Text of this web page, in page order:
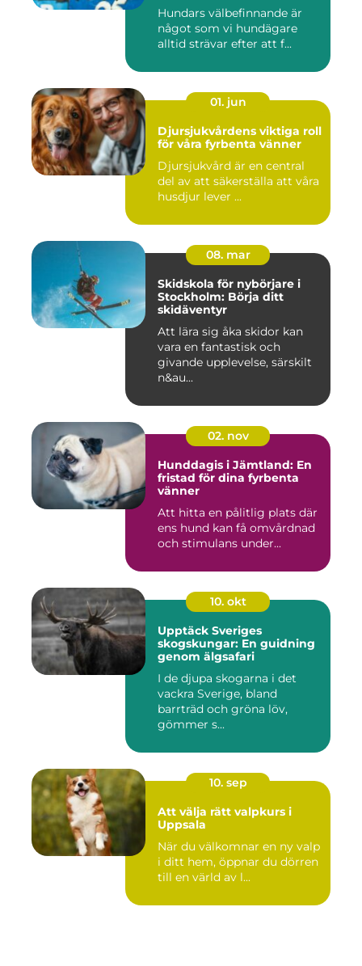
Hundars välbefinnande är
något som vi hundägare
alltid strävar efter att f...
01. jun
Djursjukvårdens viktiga roll
för våra fyrbenta vänner
Djursjukvård är en central
del av att säkerställa att våra
husdjur lever ...
08. mar
Skidskola för nybörjare i
Stockholm: Börja ditt
skidäventyr
Att lära sig åka skidor kan
vara en fantastisk och
givande upplevelse, särskilt
n&au...
02. nov
Hunddagis i Jämtland: En
fristad för dina fyrbenta
vänner
Att hitta en pålitlig plats där
ens hund kan få omvårdnad
och stimulans under...
10. okt
Upptäck Sveriges
skogskungar: En guidning
genom älgsafari
I de djupa skogarna i det
vackra Sverige, bland
barrträd och gröna löv,
gömmer s...
10. sep
Att välja rätt valpkurs i
Uppsala
När du välkomnar en ny valp
i ditt hem, öppnar du dörren
till en värld av l...